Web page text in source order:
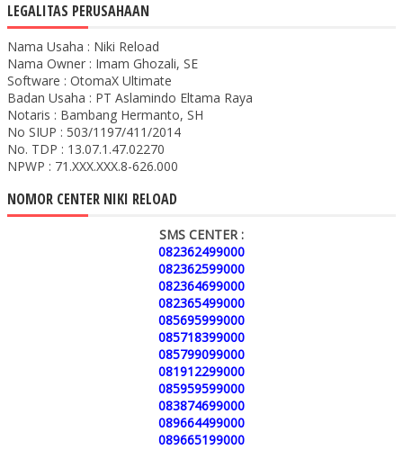
LEGALITAS PERUSAHAAN
Nama Usaha : Niki Reload
Nama Owner : Imam Ghozali, SE
Software : OtomaX Ultimate
Badan Usaha : PT Aslamindo Eltama Raya
Notaris : Bambang Hermanto, SH
No SIUP : 503/1197/411/2014
No. TDP : 13.07.1.47.02270
NPWP : 71.XXX.XXX.8-626.000
NOMOR CENTER NIKI RELOAD
SMS CENTER :
082362499000
082362599000
082364699000
082365499000
085695999000
085718399000
085799099000
081912299000
085959599000
083874699000
089664499000
089665199000